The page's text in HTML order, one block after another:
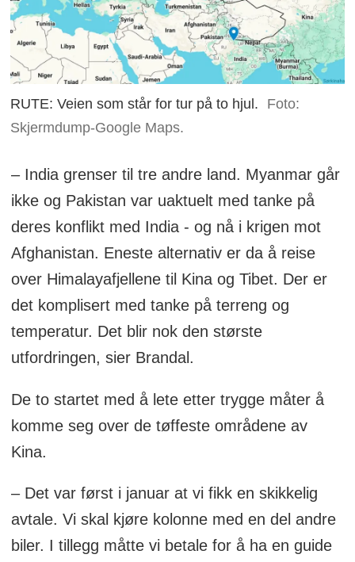
RUTE: Veien som står for tur på to hjul.
Foto:
Skjermdump-Google Maps.
– India grenser til tre andre land. Myanmar går
ikke og Pakistan var uaktuelt med tanke på
deres konflikt med India - og nå i krigen mot
Afghanistan. Eneste alternativ er da å reise
over Himalayafjellene til Kina og Tibet. Der er
det komplisert med tanke på terreng og
temperatur. Det blir nok den største
utfordringen, sier Brandal.
De to startet med å lete etter trygge måter å
komme seg over de tøffeste områdene av
Kina.
– Det var først i januar at vi fikk en skikkelig
avtale. Vi skal kjøre kolonne med en del andre
biler. I tillegg måtte vi betale for å ha en guide